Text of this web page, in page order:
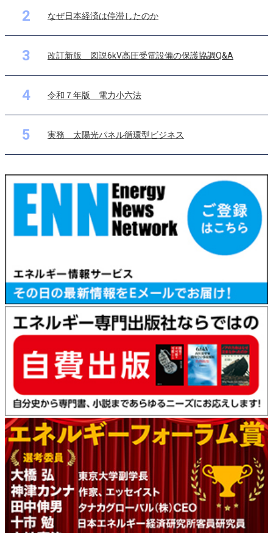
2 なぜ日本経済は停滞したのか
3 改訂新版 図説6kV高圧受電設備の保護協調Q&A
4 令和７年版 電力小六法
5 実務 太陽光パネル循環型ビジネス